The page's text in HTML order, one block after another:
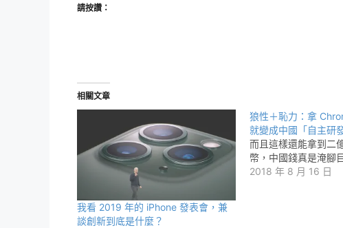
請按讚：
相關文章
我看 2019 年的 iPhone 發表會，兼
談創新到底是什麼？
狼性＋恥力：拿
就變成中國「自主研
而且這樣還能拿到二
幣，中國錢真是淹腳
2018 年 8 月 16 日